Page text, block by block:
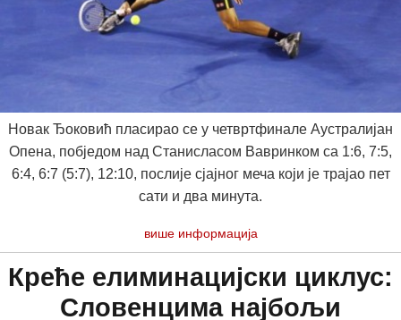
Новак Ђоковић пласирао се у четвртфинале Аустралијан
Опена, побjедом над Станисласом Вавринком са 1:6, 7:5,
6:4, 6:7 (5:7), 12:10, послије сјајног меча који је трајао пет
сати и два минута.
више информација
Креће елиминацијски циклус:
Словенцима најбољи